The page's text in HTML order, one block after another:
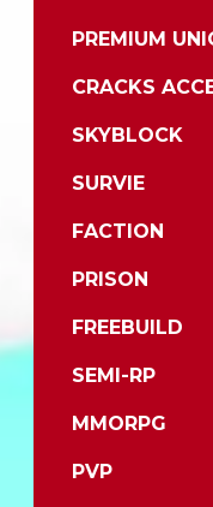
PREMIUM
CRACKS
SKYBLOCK
SURVIE
FACTION
PRISON
FREEBUILD
SEMI-RP
MMORPG
PVP